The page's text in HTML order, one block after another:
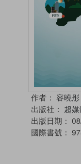
作者： 容曉彤
出版社： 超
出版日期：
國際書號：